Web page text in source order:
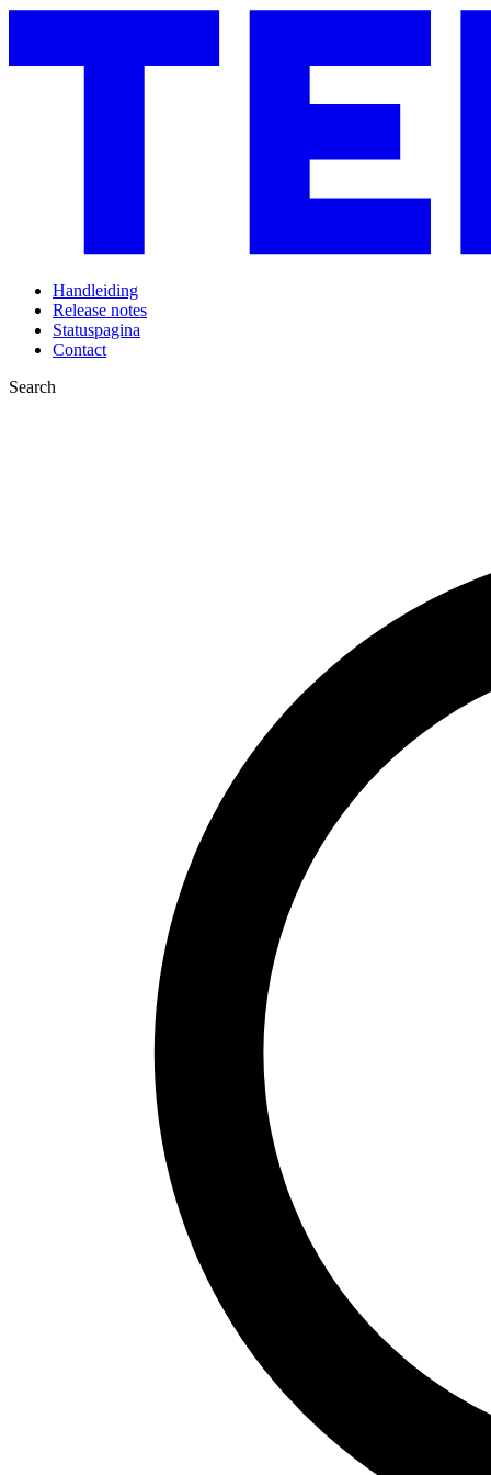
Handleiding
Release notes
Statuspagina
Contact
Search